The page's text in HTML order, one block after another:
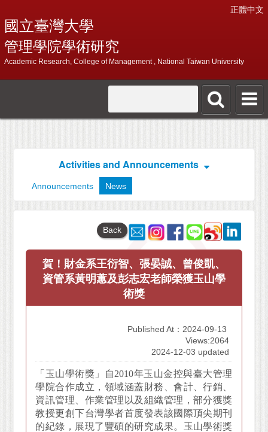
正體中文
國立臺灣大學
管理學院學術研究
Academic Research, College of Management , National Taiwan University
Activities and Announcements
Announcements News
Back
賀！財金系王衍智、張晏誠、曾俊凱、
資管系黃明蕙及彭志宏老師榮獲玉山學
術獎
Published At：2024-09-13
Views:2064
2024-12-03 updated
「玉山學術獎」自2010年玉山金控與臺大管理
學院合作成立，領域涵蓋財務、會計、行銷、
資訊管理、作業管理以及組織管理，部分獲獎
教授更創下台灣學者首度發表該國際頂尖期刊
的紀錄，展現了豐碩的研究成果。玉山學術獎